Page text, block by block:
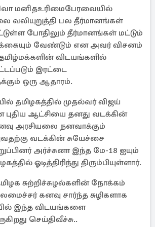
மனிதஉரிமைபேரவையில்
வலியுறுத்தி பல தீர்மானங்கள்
போதிலும் தீர்மானங்கள் மட்டும்
வேண்டும் என அவர் விசனம்
விடயங்களில்
இரட்டை
ஒரு ஆதாரம்.
தமிழகத்தில் முதல்வர் விஜய்
ஆட்சியை தனது வடக்கின்
அரசியலை நனவாக்கும்
வடக்கின் சுயேச்சை
அர்ச்சுனா இந்த மே-18 ஐயும்
ஓடித்திரிந்து திரும்பியுள்ளார்.
சுற்றிச்சுழல்களின் நோக்கம்
கனவு சார்ந்த சுழிகளாக
இந்த விடயங்களை
செய்திவீச்சு..